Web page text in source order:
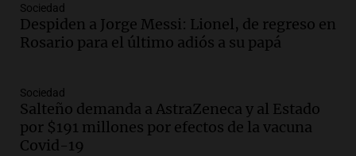
Audio.
Jorge Messi en una entrevista con Rony
Vargas en 2007
Audio.El abuelo de Agostina Vega, tras
las nuevas detenciones: "En esa casa
todos tenían algo que ver"
Sociedad
Despiden a Jorge Messi: Lionel, de regreso en
Rosario para el último adiós a su papá
Sociedad
Salteño demanda a AstraZeneca y al Estado
por $191 millones por efectos de la vacuna
Covid-19